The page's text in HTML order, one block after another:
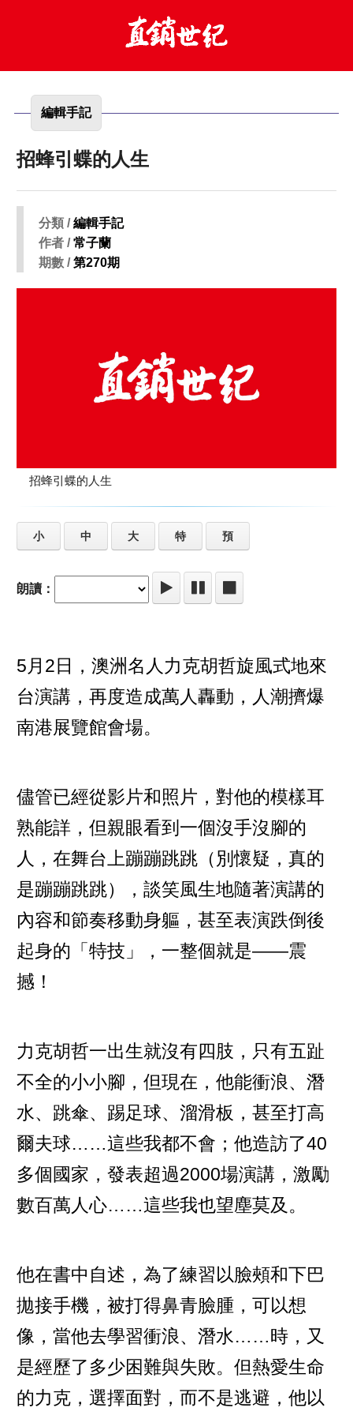
編輯手記
招蜂引蝶的人生
分類 /編輯手記
作者 /常子蘭
期數 /第270期
招蜂引蝶的人生
小 中 大 特 預
朗讀：
5月2日，澳洲名人力克胡哲旋風式地來
台演講，再度造成萬人轟動，人潮擠爆
南港展覽館會場。
儘管已經從影片和照片，對他的模樣耳
熟能詳，但親眼看到一個沒手沒腳的
人，在舞台上蹦蹦跳跳（別懷疑，真的
是蹦蹦跳跳），談笑風生地隨著演講的
內容和節奏移動身軀，甚至表演跌倒後
起身的「特技」，一整個就是——震
撼！
力克胡哲一出生就沒有四肢，只有五趾
不全的小小腳，但現在，他能衝浪、潛
水、跳傘、踢足球、溜滑板，甚至打高
爾夫球……這些我都不會；他造訪了40
多個國家，發表超過2000場演講，激勵
數百萬人心……這些我也望塵莫及。
他在書中自述，為了練習以臉頰和下巴
拋接手機，被打得鼻青臉腫，可以想
像，當他去學習衝浪、潛水……時，又
是經歷了多少困難與失敗。但熱愛生命
的力克，選擇面對，而不是逃避，他以